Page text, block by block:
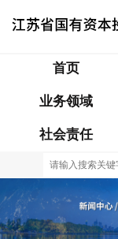
首页
业务领域
社会责任